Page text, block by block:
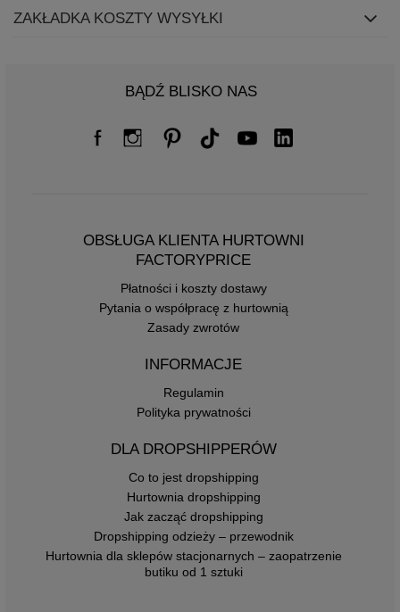
ZAKŁADKA KOSZTY WYSYŁKI
BĄDŹ BLISKO NAS
OBSŁUGA KLIENTA HURTOWNI
FACTORYPRICE
Płatności i koszty dostawy
Pytania o współpracę z hurtownią
Zasady zwrotów
INFORMACJE
Regulamin
Polityka prywatności
DLA DROPSHIPPERÓW
Co to jest dropshipping
Hurtownia dropshipping
Jak zacząć dropshipping
Dropshipping odzieży – przewodnik
Hurtownia dla sklepów stacjonarnych – zaopatrzenie
butiku od 1 sztuki